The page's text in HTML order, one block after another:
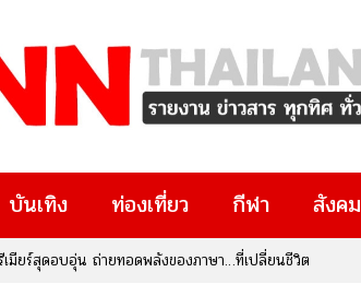
บันเทิง ท่องเที่ยว กีฬา สังคม
เมียร์สุดอบอุ่น ถ่ายทอดพลังของภาษา…ที่เปลี่ยนชีวิต